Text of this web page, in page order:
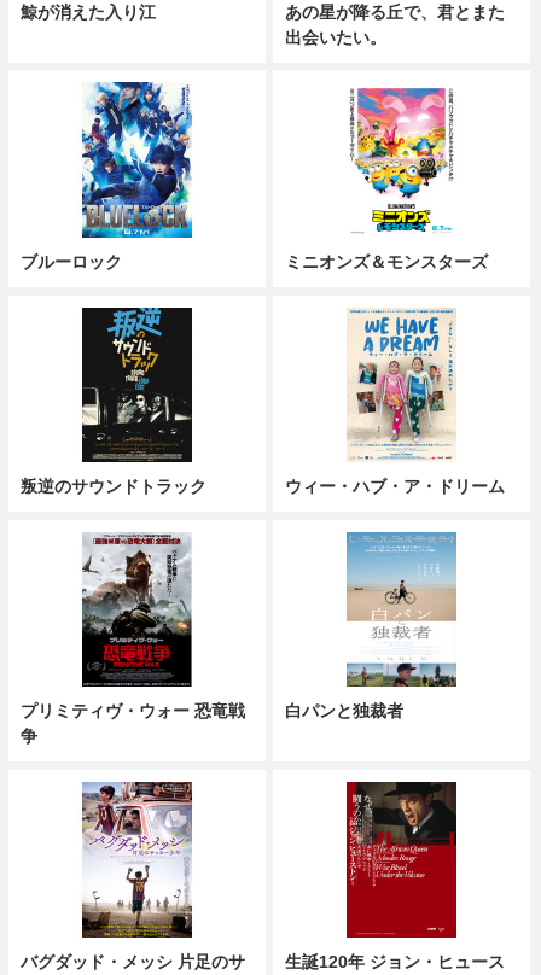
鯨が消えた入り江
あの星が降る丘で、君とまた
出会いたい。
ブルーロック ミニオンズ＆モンスターズ
叛逆のサウンドトラック ウィー・ハブ・ア・ドリーム
プリミティヴ・ウォー 恐竜戦
争
白パンと独裁者
バグダッド・メッシ 片足のサ
生誕120年 ジョン・ヒュース